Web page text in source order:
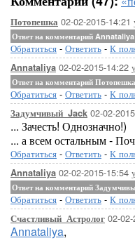
Потопешка 02-02-2015-14:21
Ответ на комментарий Annataliya
Обратиться - Ответить - К
Annataliya 02-02-2015-14:22
Ответ на комментарий Потопешка
Обратиться - Ответить - К
Задумчивый_Jack 02-02-
... Зачесть! Однозначно!)
... а всем остальным -
Обратиться - Ответить - К
Annataliya 02-02-2015-15:54
Ответ на комментарий
Обратиться - Ответить - К
Счастливый_Астролог 02-
Annataliya,